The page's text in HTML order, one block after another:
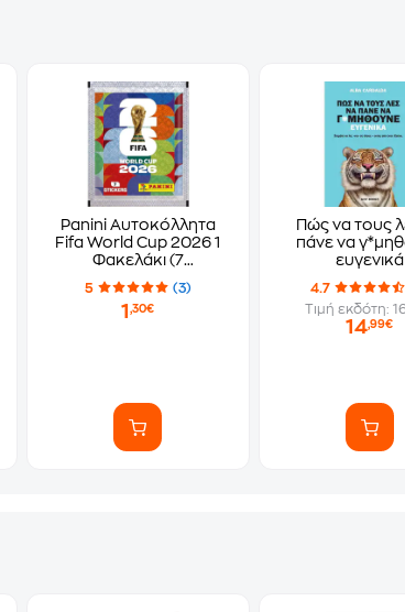
Panini Αυτοκόλλητα
Fifa World Cup 2026 1
Φακελάκι (7
Αυτοκόλλητα)
5 (3)
1,30€
Πώς να τους
πάνε να
ευγενικά
4.7
Τιμή εκδότη:
14,99€